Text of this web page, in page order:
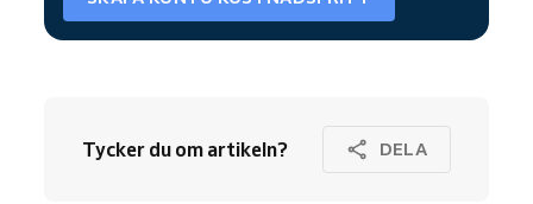
Tycker du om artikeln? DELA